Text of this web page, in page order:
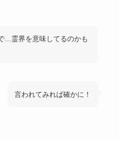
…霊界を意味してるのかも
言われてみれば確かに！